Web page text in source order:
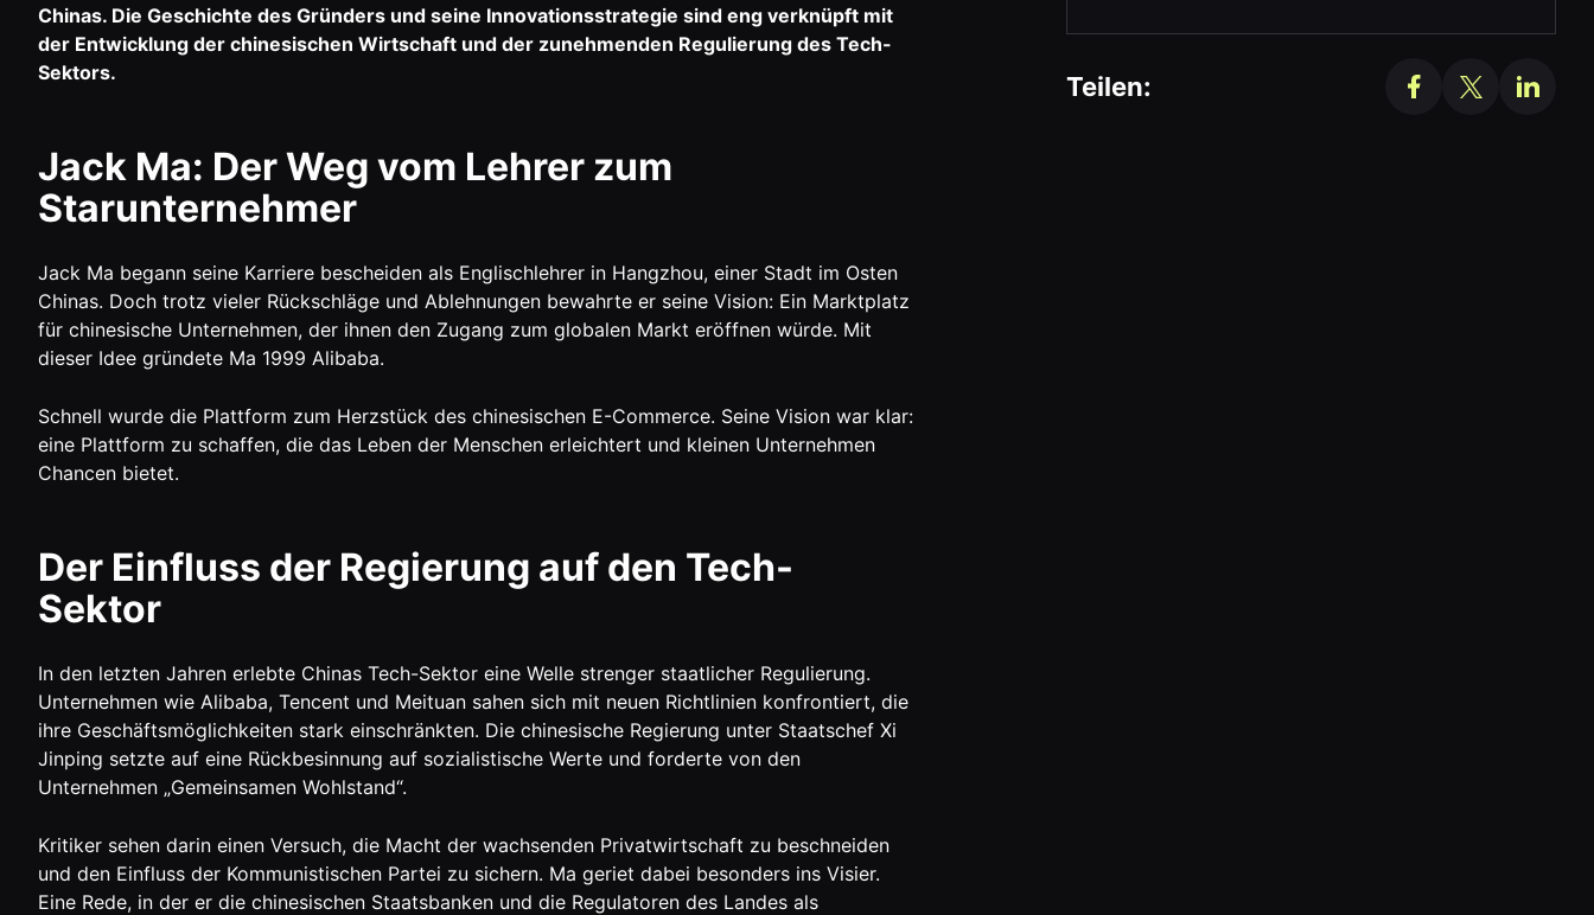
Teilen:
Chinas. Die Geschichte des Gründers und seine Innovationsstrategie sind eng verknüpft mit
der Entwicklung der chinesischen Wirtschaft und der zunehmenden Regulierung des Tech-
Sektors.
Jack Ma: Der Weg vom Lehrer zum
Starunternehmer
Jack Ma begann seine Karriere bescheiden als Englischlehrer in Hangzhou, einer Stadt im Osten
Chinas. Doch trotz vieler Rückschläge und Ablehnungen bewahrte er seine Vision: Ein Marktplatz
für chinesische Unternehmen, der ihnen den Zugang zum globalen Markt eröffnen würde. Mit
dieser Idee gründete Ma 1999 Alibaba.
Schnell wurde die Plattform zum Herzstück des chinesischen E-Commerce. Seine Vision war klar:
eine Plattform zu schaffen, die das Leben der Menschen erleichtert und kleinen Unternehmen
Chancen bietet.
Der Einfluss der Regierung auf den Tech-
Sektor
In den letzten Jahren erlebte Chinas Tech-Sektor eine Welle strenger staatlicher Regulierung.
Unternehmen wie Alibaba, Tencent und Meituan sahen sich mit neuen Richtlinien konfrontiert, die
ihre Geschäftsmöglichkeiten stark einschränkten. Die chinesische Regierung unter Staatschef Xi
Jinping setzte auf eine Rückbesinnung auf sozialistische Werte und forderte von den
Unternehmen „Gemeinsamen Wohlstand“.
Kritiker sehen darin einen Versuch, die Macht der wachsenden Privatwirtschaft zu beschneiden
und den Einfluss der Kommunistischen Partei zu sichern. Ma geriet dabei besonders ins Visier.
Eine Rede, in der er die chinesischen Staatsbanken und die Regulatoren des Landes als